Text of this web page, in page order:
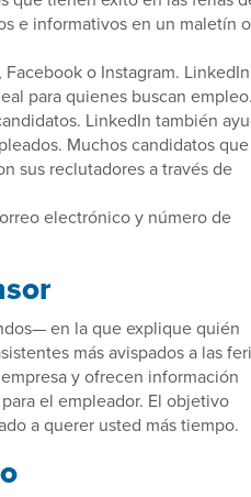
e informativos en un maletín o
o Instagram.
para quienes buscan empleo.
LinkedIn también
Muchos candidatos que
sus reclutadores a través de
electrónico y número de
en la que explique quién
más avispados a las
y ofrecen información
el empleador. El objetivo
a querer usted más tiempo.